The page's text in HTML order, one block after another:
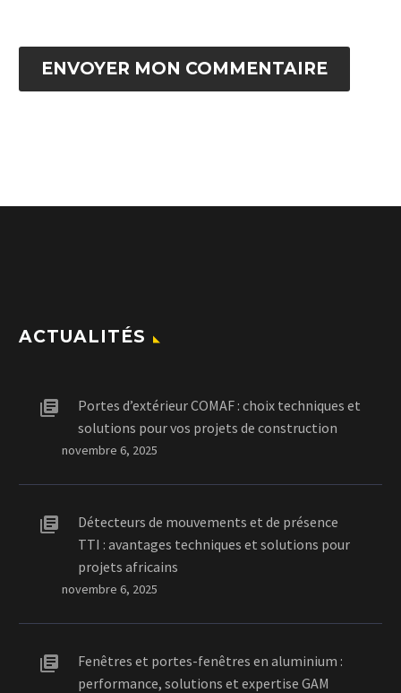
ENVOYER MON COMMENTAIRE
ACTUALITÉS
Portes d’extérieur COMAF : choix techniques et
solutions pour vos projets de construction
novembre 6, 2025
Détecteurs de mouvements et de présence
TTI : avantages techniques et solutions pour
projets africains
novembre 6, 2025
Fenêtres et portes-fenêtres en aluminium :
performance, solutions et expertise GAM